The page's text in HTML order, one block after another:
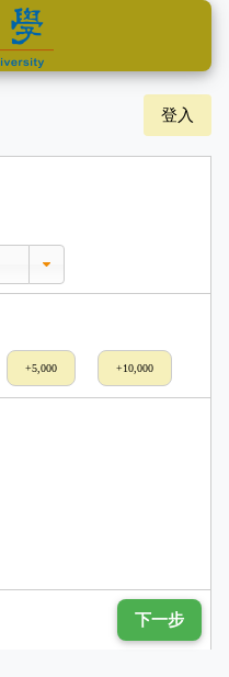
登入
+5,000 +10,000
下一步